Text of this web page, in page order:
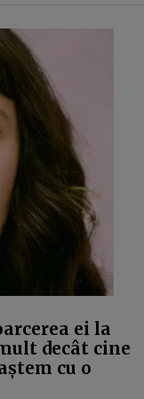
ei la
decât cine
cu o